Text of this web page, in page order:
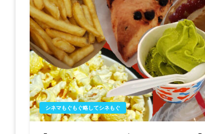
シネマもぐもぐ略してシネもぐ